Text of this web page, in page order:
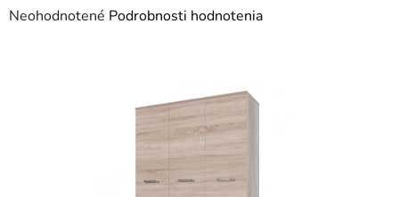
Priemerné
Neohodnotené Podrobnosti hodnotenia